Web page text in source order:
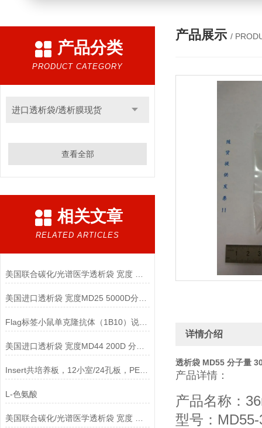
产品分类
PRODUCT CATEGORY
进口透析袋/透析膜现货
查看全部
相关文章
RELATED ARTICLES
Flag标签小鼠单克隆抗体（1B10）说明书
Insert共培养板，12小室/24孔板，PET 3um孔径，半透说明
L-色氨酸
产品展示 /
详情介绍
透析袋 MD55 分子量
产品详情：
产品名称：
型号：